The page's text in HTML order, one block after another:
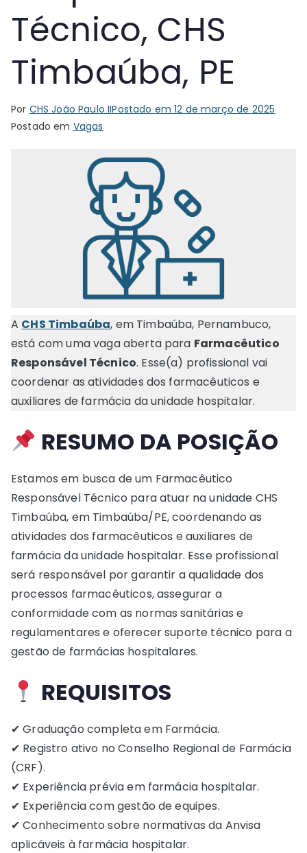
Técnico, CHS
Timbaúba, PE
Por CHS João Paulo IIPostado em12 de março de 2025
Postado em Vagas
A CHS Timbaúba, em Timbaúba, Pernambuco,
está com uma vaga aberta para Farmacêutico
Responsável Técnico. Esse(a) profissional vai
coordenar as atividades dos farmacêuticos e
auxiliares de farmácia da unidade hospitalar.
RESUMO DA POSIÇÃO
Estamos em busca de um Farmacêutico
Responsável Técnico para atuar na unidade CHS
Timbaúba, em Timbaúba/PE, coordenando as
atividades dos farmacêuticos e auxiliares de
farmácia da unidade hospitalar. Esse profissional
será responsável por garantir a qualidade dos
processos farmacêuticos, assegurar a
conformidade com as normas sanitárias e
regulamentares e oferecer suporte técnico para a
gestão de farmácias hospitalares.
REQUISITOS
✔ Graduação completa em Farmácia.
✔ Registro ativo no Conselho Regional de Farmácia
(CRF).
✔ Experiência prévia em farmácia hospitalar.
✔ Experiência com gestão de equipes.
✔ Conhecimento sobre normativas da Anvisa
aplicáveis à farmácia hospitalar.